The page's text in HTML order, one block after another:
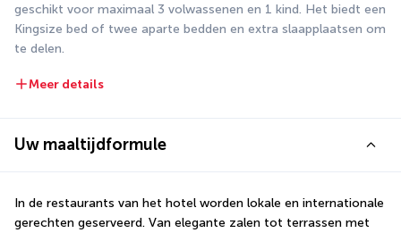
geschikt voor maximaal 3 volwassenen en 1 kind. Het biedt een
Kingsize bed of twee aparte bedden en extra slaapplaatsen om
te delen.
Meer details
Uw maaltijdformule
In de restaurants van het hotel worden lokale en internationale
gerechten geserveerd. Van elegante zalen tot terrassen met